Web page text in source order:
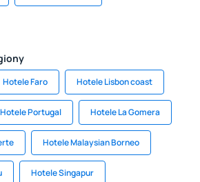
Hotele Faro Hotele Lisbon coast
Hotele Portugal Hotele La Gomera
Hotele Malaysian Borneo
Hotele Singapur